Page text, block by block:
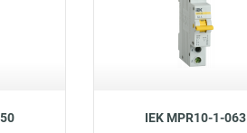
IEK MPR10-1-063